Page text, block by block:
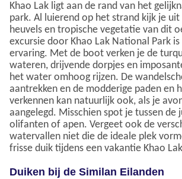
Khao Lak ligt aan de rand van het
park. Al luierend op het strand kijk je
heuvels en tropische vegetatie van dit
excursie door Khao Lak National Park
ervaring. Met de boot verken je de
wateren, drijvende dorpjes en
het water omhoog rijzen. De
aantrekken en de modderige paden en
verkennen kan natuurlijk ook, als je
aangelegd. Misschien spot je tussen de
olifanten of apen. Vergeet ook de
watervallen niet die de ideale plek
frisse duik tijdens een vakantie Khao
Duiken bij de Similan Eilanden